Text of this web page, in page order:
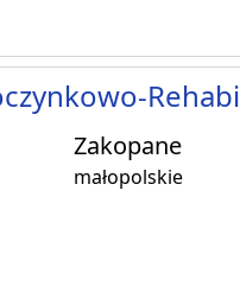
Zakopane
małopolskie